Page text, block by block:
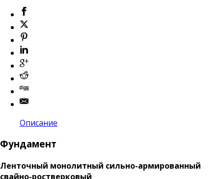
Описание
Фундамент
Ленточный монолитный сильно-армированный
свайно-ростверковый